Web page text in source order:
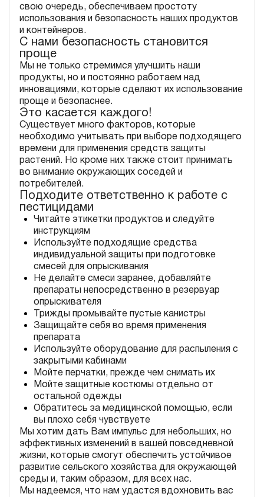
свою очередь, обеспечиваем простоту
использования и безопасность наших продуктов
и контейнеров.
С нами безопасность становится
проще
Мы не только стремимся улучшить наши
продукты, но и постоянно работаем над
инновациями, которые сделают их использование
проще и безопаснее.
Это касается каждого!
Существует много факторов, которые
необходимо учитывать при выборе подходящего
времени для применения средств защиты
растений. Но кроме них также стоит принимать
во внимание окружающих соседей и
потребителей.
Подходите ответственно к работе с
пестицидами
Читайте этикетки продуктов и следуйте
инструкциям
Используйте подходящие средства
индивидуальной защиты при подготовке
смесей для опрыскивания
Не делайте смеси заранее, добавляйте
препараты непосредственно в резервуар
опрыскивателя
Трижды промывайте пустые канистры
Защищайте себя во время применения
препарата
Используйте оборудование для распыления с
закрытыми кабинами
Мойте перчатки, прежде чем снимать их
Мойте защитные костюмы отдельно от
остальной одежды
Обратитесь за медицинской помощью, если
вы плохо себя чувствуете
Мы хотим дать Вам импульс для небольших, но
эффективных изменений в вашей повседневной
жизни, которые смогут обеспечить устойчивое
развитие сельского хозяйства для окружающей
среды и, таким образом, для всех нас.
Мы надеемся, что нам удастся вдохновить вас